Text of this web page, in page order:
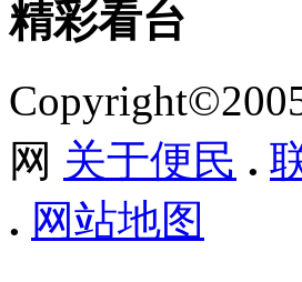
精彩看台
网 关于便民 .
. 网站地图